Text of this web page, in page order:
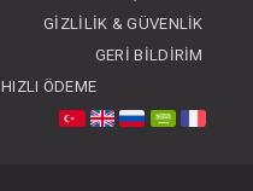
GIZLILIK & GÜVENLIK
GERI BILDIRIM
HIZLI ÖDEME